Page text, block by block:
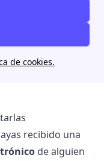
de cookies.
recibido una
de alguien